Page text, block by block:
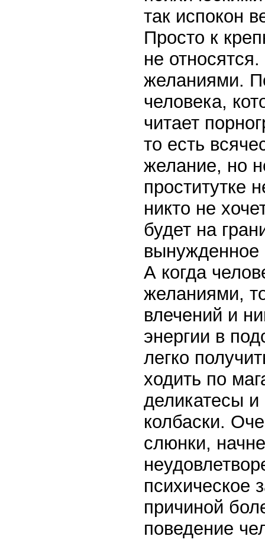
так испокон
Просто к
не
желаниями.
человека,
читает
то есть
желание, но
проститутке
никто не
будет на
вынужденное
А когда
желаниями,
влечений и
энергии в
легко
ходить по
деликатесы и
колбаски.
слюнки,
психическое
причиной
поведение